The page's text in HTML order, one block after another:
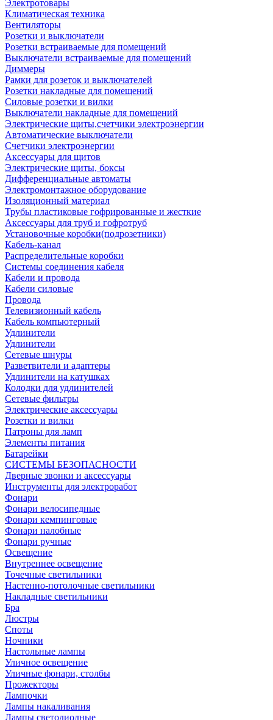
Электротовары
Климатическая техника
Вентиляторы
Розетки и выключатели
Розетки встраиваемые для помещений
Выключатели встраиваемые для помещений
Диммеры
Рамки для розеток и выключателей
Розетки накладные для помещений
Силовые розетки и вилки
Выключатели накладные для помещений
Электрические щиты,счетчики электроэнергии
Автоматические выключатели
Счетчики электроэнергии
Аксессуары для щитов
Электрические щиты, боксы
Дифференциальные автоматы
Электромонтажное оборудование
Изоляционный материал
Трубы пластиковые гофрированные и жесткие
Аксессуары для труб и гофротруб
Установочные коробки(подрозетники)
Кабель-канал
Распределительные коробки
Системы соединения кабеля
Кабели и провода
Кабели силовые
Провода
Телевизионный кабель
Кабель компьютерный
Удлинители
Удлинители
Сетевые шнуры
Разветвители и адаптеры
Удлинители на катушках
Колодки для удлинителей
Сетевые фильтры
Электрические аксессуары
Розетки и вилки
Патроны для ламп
Элементы питания
Батарейки
СИСТЕМЫ БЕЗОПАСНОСТИ
Дверные звонки и аксессуары
Инструменты для электроработ
Фонари
Фонари велосипедные
Фонари кемпинговые
Фонари налобные
Фонари ручные
Освещение
Внутреннее освещение
Точечные светильники
Настенно-потолочные светильники
Накладные светильники
Бра
Люстры
Споты
Ночники
Настольные лампы
Уличное освещение
Уличные фонари, столбы
Прожекторы
Лампочки
Лампы накаливания
Лампы светодиодные